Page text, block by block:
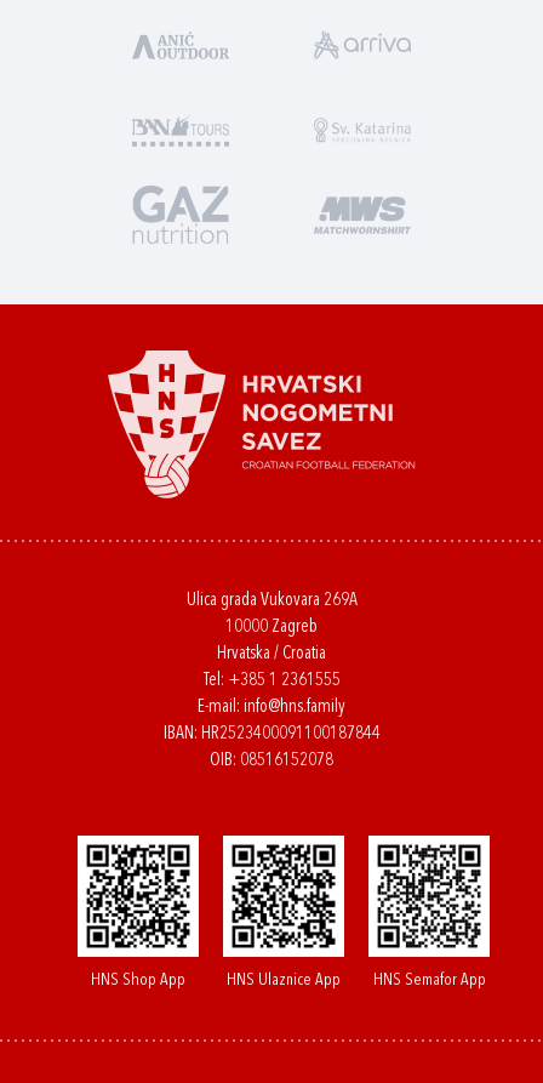
Ulica grada Vukovara 269A
10000 Zagreb
Hrvatska / Croatia
Tel: +385 1 2361555
E-mail: info@hns.family
IBAN: HR2523400091100187844
OIB: 08516152078
HNS Shop App HNS Ulaznice App HNS Semafor App